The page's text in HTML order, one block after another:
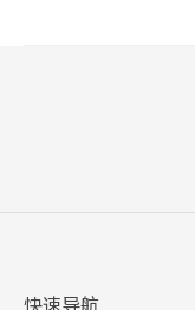
快速导航